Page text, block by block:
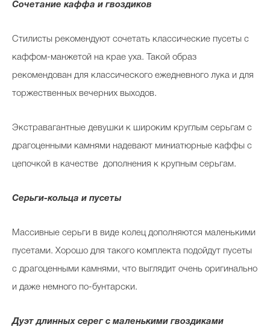
Сочетание каффа и гвоздиков
Стилисты рекомендуют сочетать классические пусеты с
каффом-манжетой на крае уха. Такой образ
рекомендован для классического ежедневного лука и для
торжественных вечерних выходов.
Экстравагантные девушки к широким круглым серьгам с
драгоценными камнями надевают миниатюрные каффы с
цепочкой в качестве дополнения к крупным серьгам.
Серьги-кольца и пусеты
Массивные серьги в виде колец дополняются маленькими
пусетами. Хорошо для такого комплекта подойдут пусеты
с драгоценными камнями, что выглядит очень оригинально
и даже немного по-бунтарски.
Дуэт длинных серег с маленькими гвоздиками